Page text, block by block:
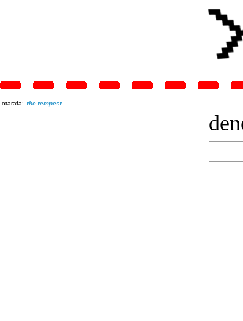
otarafa: the tempest